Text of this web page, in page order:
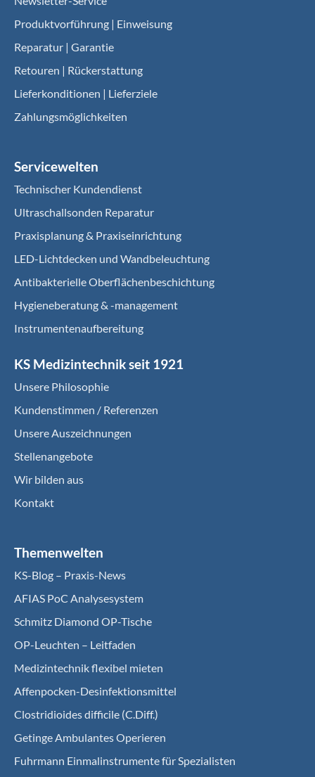
Produktvorführung | Einweisung
Reparatur | Garantie
Retouren | Rückerstattung
Lieferkonditionen | Lieferziele
Zahlungsmöglichkeiten
Servicewelten
Technischer Kundendienst
Ultraschallsonden Reparatur
Praxisplanung & Praxiseinrichtung
LED-Lichtdecken und Wandbeleuchtung
Antibakterielle Oberflächenbeschichtung
Hygieneberatung & -management
Instrumentenaufbereitung
KS Medizintechnik seit 1921
Unsere Philosophie
Kundenstimmen / Referenzen
Unsere Auszeichnungen
Stellenangebote
Wir bilden aus
Kontakt
Themenwelten
KS-Blog – Praxis-News
AFIAS PoC Analysesystem
Schmitz Diamond OP-Tische
OP-Leuchten – Leitfaden
Medizintechnik flexibel mieten
Affenpocken-Desinfektionsmittel
Clostridioides difficile (C.Diff.)
Getinge Ambulantes Operieren
Fuhrmann Einmalinstrumente für Spezialisten